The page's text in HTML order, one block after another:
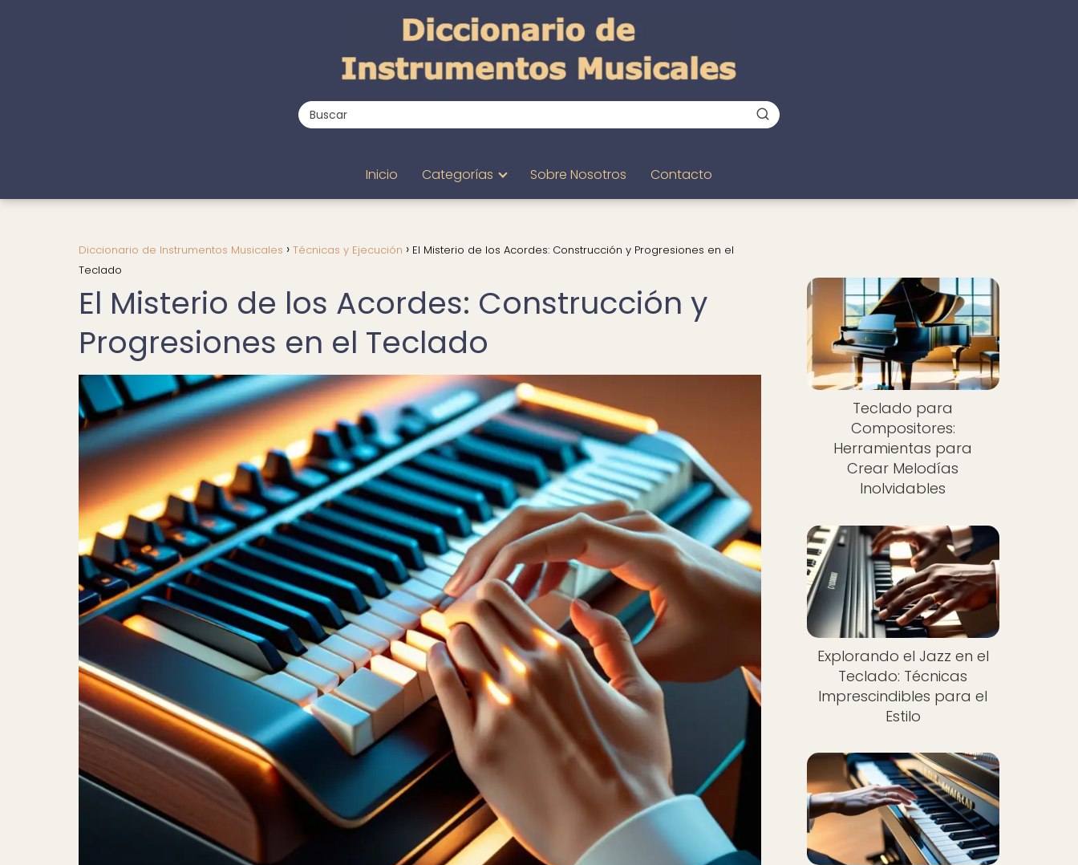
Inicio Categorías Sobre Nosotros Contacto
Diccionario de Instrumentos Musicales Técnicas y Ejecución
El Misterio de los Acordes: Construcción y Progresiones en el
Teclado
El Misterio de los Acordes: Construcción y
Progresiones en el Teclado
Nuevo
Teclado para
Compositores:
Herramientas para
Crear Melodías
Inolvidables
Explorando el Jazz en el
Teclado: Técnicas
Imprescindibles para el
Estilo